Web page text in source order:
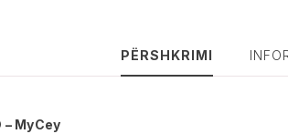
PËRSHKRIMI
– MyCey